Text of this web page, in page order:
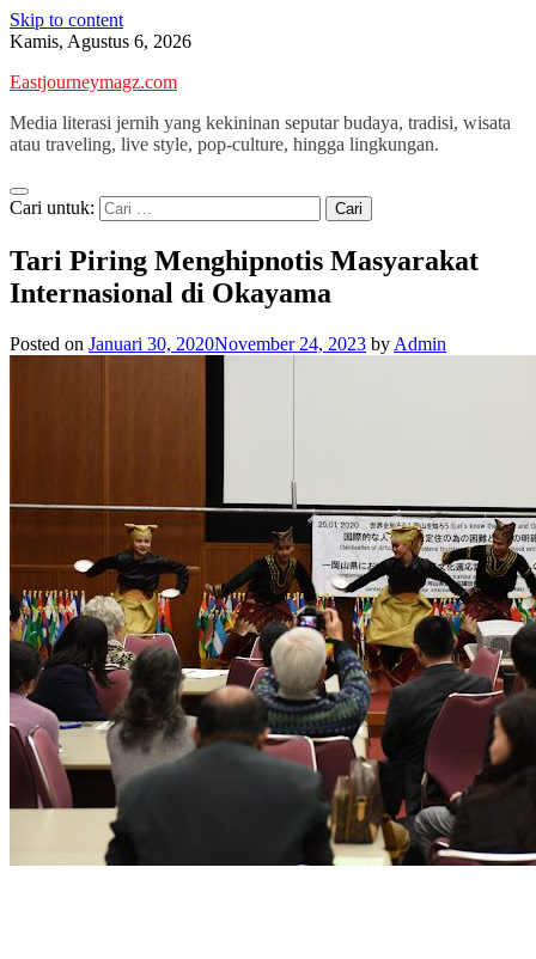
Skip to content
Kamis, Agustus 6, 2026
Eastjourneymagz.com
Media literasi jernih yang kekininan seputar budaya, tradisi, wisata
atau traveling, live style, pop-culture, hingga lingkungan.
Cari untuk:
Tari Piring Menghipnotis Masyarakat
Internasional di Okayama
Posted on Januari 30, 2020November 24, 2023 by Admin